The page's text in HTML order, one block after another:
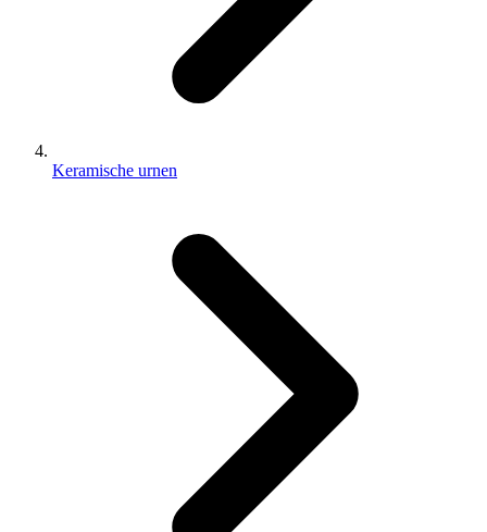
Keramische urnen